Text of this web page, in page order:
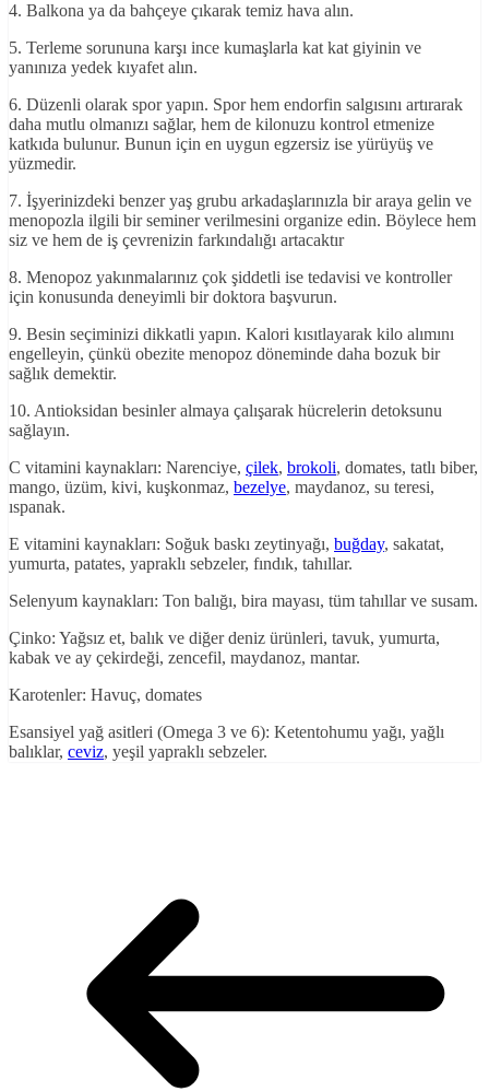
4. Balkona ya da bahçeye çıkarak temiz hava alın.
5. Terleme sorununa karşı ince kumaşlarla kat kat giyinin ve
yanınıza yedek kıyafet alın.
6. Düzenli olarak spor yapın. Spor hem endorfin salgısını artırarak
daha mutlu olmanızı sağlar, hem de kilonuzu kontrol etmenize
katkıda bulunur. Bunun için en uygun egzersiz ise yürüyüş ve
yüzmedir.
7. İşyerinizdeki benzer yaş grubu arkadaşlarınızla bir araya gelin ve
menopozla ilgili bir seminer verilmesini organize edin. Böylece hem
siz ve hem de iş çevrenizin farkındalığı artacaktır
8. Menopoz yakınmalarınız çok şiddetli ise tedavisi ve kontroller
için konusunda deneyimli bir doktora başvurun.
9. Besin seçiminizi dikkatli yapın. Kalori kısıtlayarak kilo alımını
engelleyin, çünkü obezite menopoz döneminde daha bozuk bir
sağlık demektir.
10. Antioksidan besinler almaya çalışarak hücrelerin detoksunu
sağlayın.
C vitamini kaynakları: Narenciye, çilek, brokoli, domates, tatlı biber,
mango, üzüm, kivi, kuşkonmaz, bezelye, maydanoz, su teresi,
ıspanak.
E vitamini kaynakları: Soğuk baskı zeytinyağı, buğday, sakatat,
yumurta, patates, yapraklı sebzeler, fındık, tahıllar.
Selenyum kaynakları: Ton balığı, bira mayası, tüm tahıllar ve susam.
Çinko: Yağsız et, balık ve diğer deniz ürünleri, tavuk, yumurta,
kabak ve ay çekirdeği, zencefil, maydanoz, mantar.
Karotenler: Havuç, domates
Esansiyel yağ asitleri (Omega 3 ve 6): Ketentohumu yağı, yağlı
balıklar, ceviz, yeşil yapraklı sebzeler.